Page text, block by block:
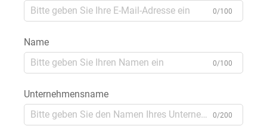
0/100
Name
0/100
Unternehmensname
0/200